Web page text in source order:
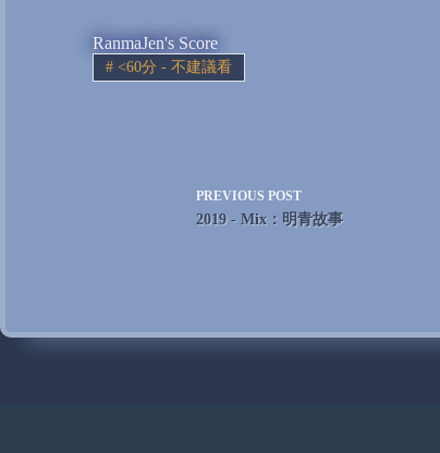
RanmaJen's Score
#<60分 - 不建議看
PREVIOUS POST
2019 - Mix：明青故事